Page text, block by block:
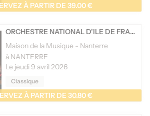
À PARTIR DE 39.00 €
ORCHESTRE NATIONAL D'ILE DE FRANCE
Maison de la Musique - Nanterre
à NANTERRE
Le jeudi 9 avril 2026
Classique
À PARTIR DE 30.80 €